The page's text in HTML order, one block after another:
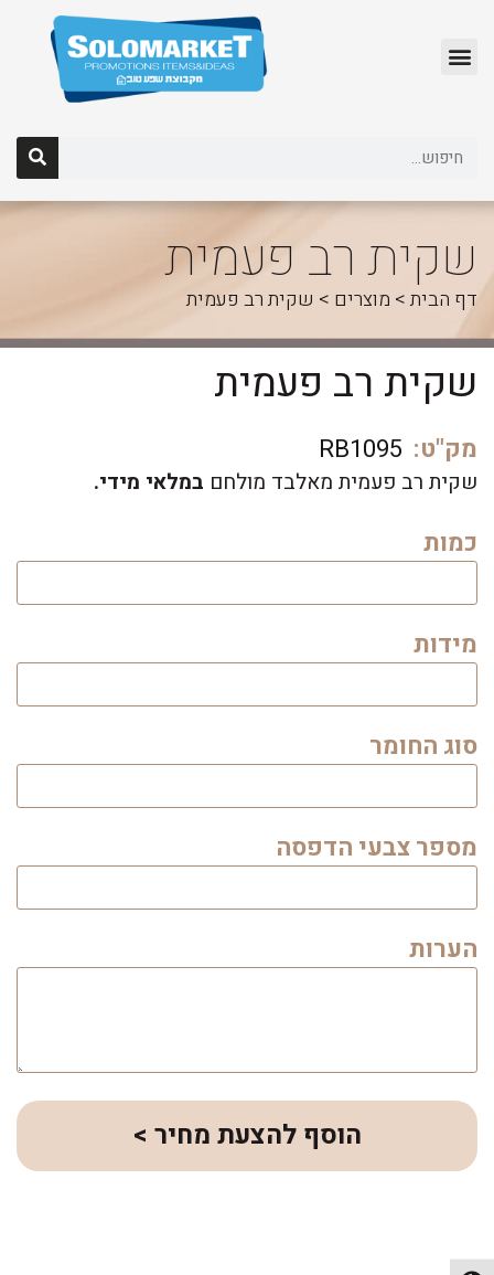
שקית רב פעמית
דף הבית> מוצרים > שקית רב פעמית
שקית רב פעמית
מק"ט: RB1095
שקית רב פעמית מאלבד מולחם במלאי מידי.
כמות
מידות
סוג החומר
מספר צבעי הדפסה
הערות
הוסף להצעת מחיר >